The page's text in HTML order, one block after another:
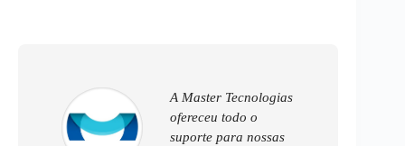
A Master Tecnologias
ofereceu todo o
suporte para nossas